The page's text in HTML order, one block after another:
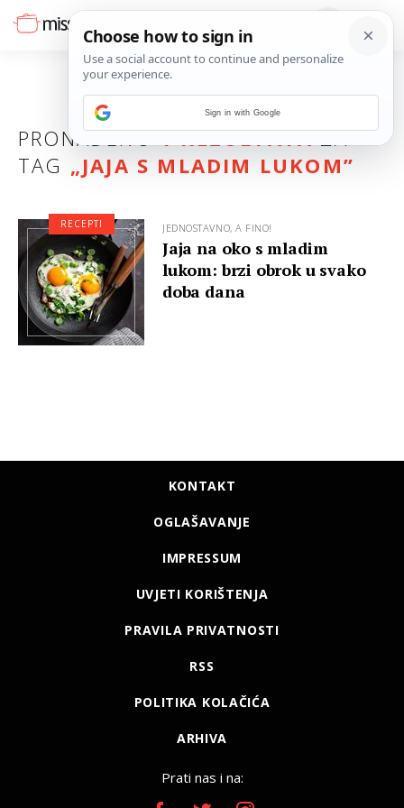
PRONAĐENO1 REZULTATAZA
TAG „JAJA S MLADIM LUKOM”
JEDNOSTAVNO, A FINO!
Jaja na oko s mladim
lukom: brzi obrok u svako
doba dana
RECEPTI
KONTAKT
OGLAŠAVANJE
IMPRESSUM
UVJETI KORIŠTENJA
PRAVILA PRIVATNOSTI
RSS
POLITIKA KOLAČIĆA
ARHIVA
Prati nas i na:
Sign in with Google